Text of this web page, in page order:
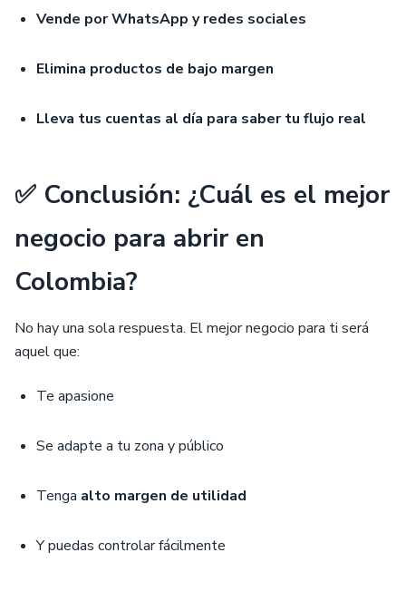
Vende por WhatsApp y redes sociales
Elimina productos de bajo margen
Lleva tus cuentas al día para saber tu flujo real
✅ Conclusión: ¿Cuál es el mejor
negocio para abrir en
Colombia?
No hay una sola respuesta. El mejor negocio para ti será
aquel que:
Te apasione
Se adapte a tu zona y público
Tenga alto margen de utilidad
Y puedas controlar fácilmente